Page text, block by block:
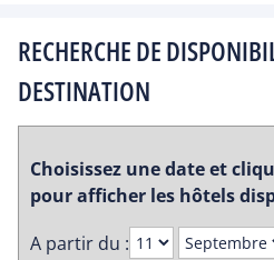
RECHERCHE DE
DESTINATION
Choisissez une date et
pour afficher les hôtels
A partir du :